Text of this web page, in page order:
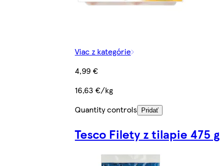
Viac z kategórie
4,99 €
16,63 €/kg
Quantity controls Pridať
Tesco Filety z tilapie 475 g